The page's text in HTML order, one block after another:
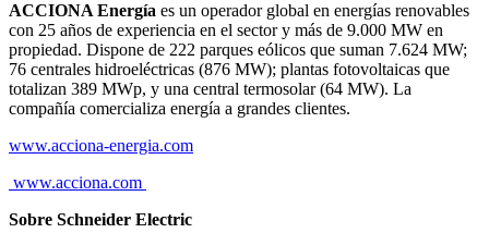
ACCIONA Energía es un operador global en energías renovables
con 25 años de experiencia en el sector y más de 9.000 MW en
propiedad. Dispone de 222 parques eólicos que suman 7.624 MW;
76 centrales hidroeléctricas (876 MW); plantas fotovoltaicas que
totalizan 389 MWp, y una central termosolar (64 MW). La
compañía comercializa energía a grandes clientes.
www.acciona-energia.com
www.acciona.com
Sobre Schneider Electric